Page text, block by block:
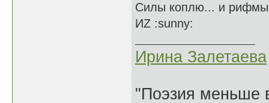
Силы коплю... и
ИZ :sunny:
Ирина Залетаева
"Поэзия меньше